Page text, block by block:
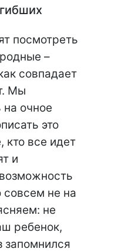
посмотреть
–
совпадает
Мы
очное
это
кто все идет
и
совсем не на
не
ребенок,